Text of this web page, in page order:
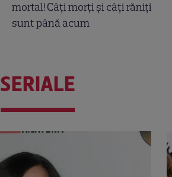
mortal! Câți morți și câți răniți
sunt până acum
SERIALE